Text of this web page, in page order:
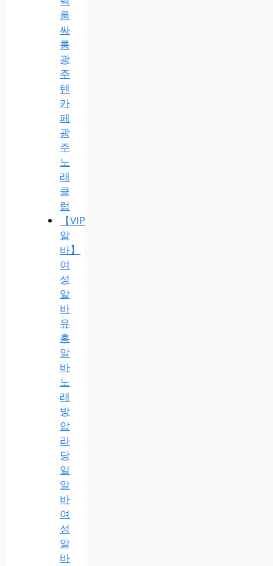
룸
싸
롱
광
주
텐
카
페
광
주
노
래
클
럽
【VIP
알
바】
여
성
알
바
유
흥
알
바
노
래
방
압
라
당
일
알
바
여
성
알
바